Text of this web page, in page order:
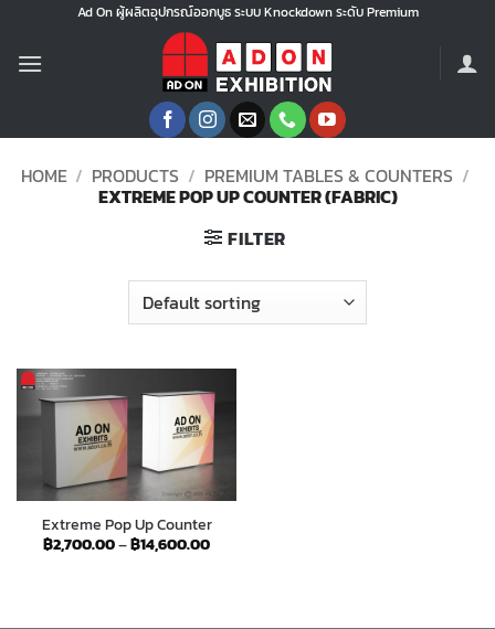
content
Ad On ผู้ผลิตอุปกรณ์ออกบูธ ระบบ Knockdown ระดับ Premium
HOME / PRODUCTS / PREMIUM TABLES & COUNTERS /
EXTREME POP UP COUNTER (FABRIC)
FILTER
Extreme Pop Up Counter
฿2,700.00–฿14,600.00Price